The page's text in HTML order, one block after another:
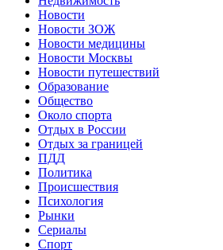
Новости
Новости ЗОЖ
Новости медицины
Новости Москвы
Новости путешествий
Образование
Общество
Около спорта
Отдых в России
Отдых за границей
ПДД
Политика
Происшествия
Психология
Рынки
Сериалы
Спорт